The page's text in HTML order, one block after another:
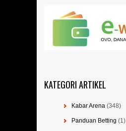
KATEGORI ARTIKEL
Kabar Arena (348)
Panduan Betting (1)